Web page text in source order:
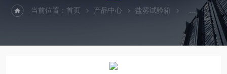
当前位置：首页 产品中心 盐雾试验箱 酸性盐雾试